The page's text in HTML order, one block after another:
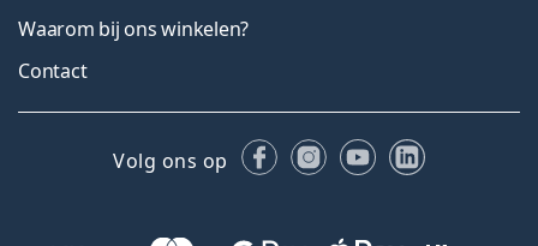
Waarom bij ons winkelen?
Contact
Volg ons op FacebookInstagram
YouTubeLinkedIn